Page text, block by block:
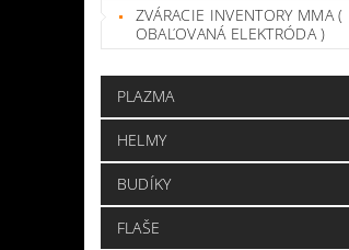
ZVÁRACIE INVENTORY MMA (
OBAĽOVANÁ ELEKTRÓDA )
PLAZMA
HELMY
BUDÍKY
FLAŠE